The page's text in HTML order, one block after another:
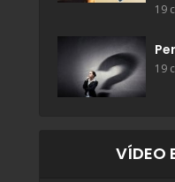
19
19
VÍDEO